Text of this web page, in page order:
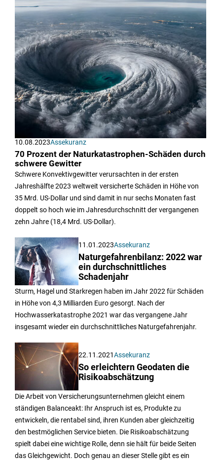
10.08.2023Assekuranz
70 Prozent der Naturkatastrophen-Schäden durch
schwere Gewitter
Schwere Konvektivgewitter verursachten in der ersten
Jahreshälfte 2023 weltweit versicherte Schäden in Höhe von
35 Mrd. US-Dollar und sind damit in nur sechs Monaten fast
doppelt so hoch wie im Jahresdurchschnitt der vergangenen
zehn Jahre (18,4 Mrd. US-Dollar).
11.01.2023Assekuranz
Naturgefahrenbilanz: 2022 war
ein durchschnittliches
Schadenjahr
Sturm, Hagel und Starkregen haben im Jahr 2022 für Schäden
in Höhe von 4,3 Milliarden Euro gesorgt. Nach der
Hochwasserkatastrophe 2021 war das vergangene Jahr
insgesamt wieder ein durchschnittliches Naturgefahrenjahr.
22.11.2021Assekuranz
So erleichtern Geodaten die
Risikoabschätzung
Die Arbeit von Versicherungsunternehmen gleicht einem
ständigen Balanceakt: Ihr Anspruch ist es, Produkte zu
entwickeln, die rentabel sind, ihren Kunden aber gleichzeitig
den bestmöglichen Service bieten. Die Risikoabschätzung
spielt dabei eine wichtige Rolle, denn sie hält für beide Seiten
das Gleichgewicht. Doch genau an dieser Stelle gibt es ein